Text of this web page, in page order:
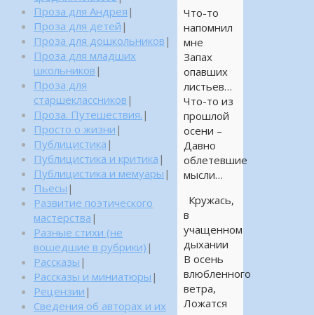
Что-то
напомнил
мне
Запах
опавших
листьев…
Что-то из
прошлой
осени –
Давно
облетевшие
мысли…
Кружась,
в
учащенном
дыхании
В осень
влюбленного
ветра,
Ложатся
Проза для Андрея |
Проза для детей |
Проза для дошкольников |
Проза для младших
школьников |
Проза для
старшеклассников |
Проза. Путешествия. |
Просто о жизни |
Публицистика |
Публицистика и критика |
Публицистика и мемуары |
Пьесы |
Развитие поэтического
мастерства |
Разные стихи (не
вошедшие в рубрики) |
Рассказы |
Рассказы и миниатюры |
Рецензии |
Сведения об авторах и их